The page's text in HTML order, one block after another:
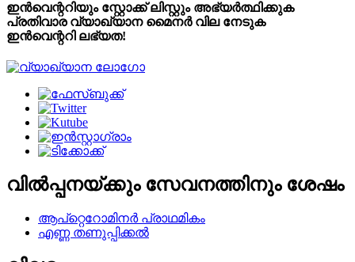
ഇൻവെന്ററിയും സ്റ്റോക്ക് ലിസ്റ്റും അഭ്യർത്ഥിക്കുക
പ്രതിവാര വ്യാഖ്യാന മൈനർ വില നേടുക
ഇൻവെന്ററി ലഭ്യത!
വിൽപ്പനയ്ക്കും സേവനത്തിനും ശേഷം
ആപ്റ്റെറോമിനർ പ്രാഥമികം
എണ്ണ തണുപ്പിക്കൽ